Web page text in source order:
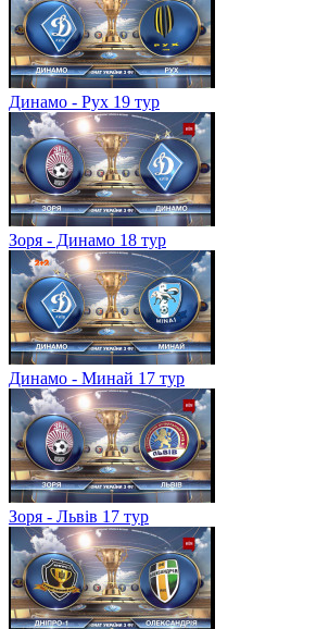
Динамо - Рух 19 тур
Зоря - Динамо 18 тур
Динамо - Минай 17 тур
Зоря - Львів 17 тур